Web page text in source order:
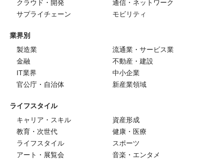
クラウド・開発
通信・ネットワーク
サプライチェーン
モビリティ
業界別
製造業
流通業・サービス業
金融
不動産・建設
IT業界
中小企業
官公庁・自治体
新産業領域
ライフスタイル
キャリア・スキル
資産形成
教育・次世代
健康・医療
ライフスタイル
スポーツ
アート・展覧会
音楽・エンタメ